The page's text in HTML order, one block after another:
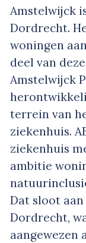
Amstelwijck
Dordrecht.
woningen
deel van
Amstelwijck
terrein van
ziekenhuis.
ziekenhuis
ambitie
Dat sloot
Dordrecht,
aangewezen